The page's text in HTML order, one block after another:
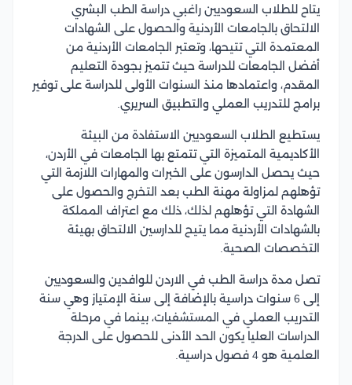
يتاح للطلاب السعوديين راغبي دراسة الطب البشري
الالتحاق بالجامعات الأردنية والحصول على الشهادات
المعتمدة التي تتيحها، وتعتبر الجامعات الأردنية من
أفضل الجامعات للدراسة حيث تتميز بجودة التعليم
المقدم، واعتمادها منذ السنوات الأولى للدراسة على توفير
برامج للتدريب العملي والتطبيق السريري.
يستطيع الطلاب السعوديين الاستفادة من البيئة
الأكاديمية المتميزة التي تتمتع بها الجامعات في الأردن،
حيث يحصل الدارسون على الخبرات والمهارات اللازمة التي
تؤهلهم لمزاولة مهنة الطب بعد التخرج والحصول على
الشهادة التي تؤهلهم لذلك، ذلك مع اعتراف المملكة
بالشهادات الأردنية مما يتيح للدارسين الالتحاق بهيئة
التخصصات الصحية.
تصل مدة دراسة الطب في الاردن للوافدين والسعوديين
إلى 6 سنوات دراسية بالإضافة إلى سنة الإمتياز وهي سنة
التدريب العملي في المستشفيات، بينما في مرحلة
الدراسات العليا يكون الحد الأدنى للحصول على الدرجة
العلمية هو 4 فصول دراسية.